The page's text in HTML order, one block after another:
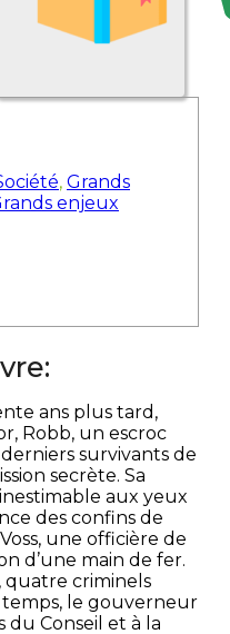
, Grands
enjeux
ans plus tard,
Robb, un escroc
survivants de
secrète. Sa
aux yeux
des confins de
Voss, une officière de
d’une main de fer.
quatre criminels
le gouverneur
du Conseil et à la